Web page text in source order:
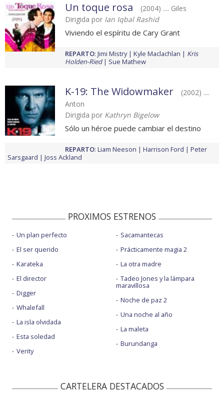
Un toque rosa
(2004) .... Giles
Dirigida por Ian Iqbal Rashid
Viviendo el espíritu de Cary Grant
REPARTO: Jimi Mistry Kyle Maclachlan
Kris
Holden-Ried
Sue Mathew
K-19: The Widowmaker
(2002) ....
Anton
Dirigida por Kathryn Bigelow
Sólo un héroe puede cambiar el destino
REPARTO: Liam Neeson Harrison Ford
Peter
Sarsgaard
Joss Ackland
PROXIMOS ESTRENOS
Un plan perfecto
El ser querido
Karateka
El director
Digger
Whalefall
La isla olvidada
Esta soledad
Verity
Sacamantecas
Prácticamente magia 2
La otra madre
Tadeo Jones y la lámpara
maravillosa
Noche de paz 2
Una noche al año
La maleta
Burundanga
CARTELERA DESTACADOS